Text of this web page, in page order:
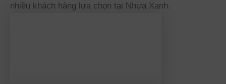
nhiều khách hàng lựa chọn tại Nhựa Xanh.